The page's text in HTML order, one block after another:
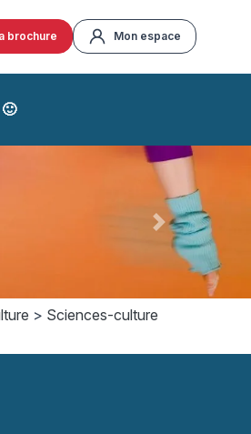
brochure Mon espace
Suivant
> Sciences-culture